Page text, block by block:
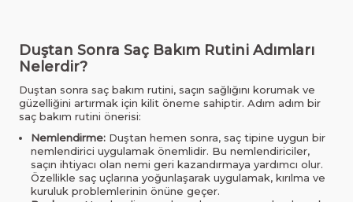
Duştan Sonra Saç Bakım Rutini Adımları
Nelerdir?
Duştan sonra saç bakım rutini, saçın sağlığını korumak ve
güzelliğini artırmak için kilit öneme sahiptir. Adım adım bir
saç bakım rutini önerisi:
Nemlendirme: Duştan hemen sonra, saç tipine uygun bir
nemlendirici uygulamak önemlidir. Bu nemlendiriciler,
saçın ihtiyacı olan nemi geri kazandırmaya yardımcı olur.
Özellikle saç uçlarına yoğunlaşarak uygulamak, kırılma ve
kuruluk problemlerinin önüne geçer.